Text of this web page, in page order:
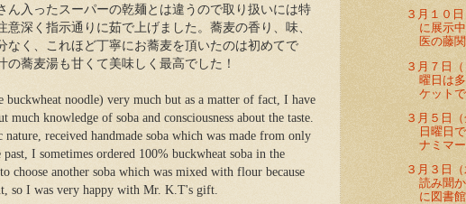
ん入ったスーパーの乾麺とは違うので取り扱いには特
意深く指示通りに茹で上げました。蕎麦の香り、味、
なく、これほど丁寧にお蕎麦を頂いたのは初めてで
の蕎麦湯も甘くて美味しく最高でした！
buckwheat noodle) very much but as a matter of fact, I have
much knowledge of soba and consciousness about the taste.
received handmade soba which was made from only
I sometimes ordered 100% buckwheat soba in the
choose another soba which was mixed with flour because
so I was very happy with Mr. K.T's gift.
３月１０
に展示
医の藤
３月７日
曜日は
ケット
３月５日
日曜日
ナミマ
３月３日
読み聞
に図書